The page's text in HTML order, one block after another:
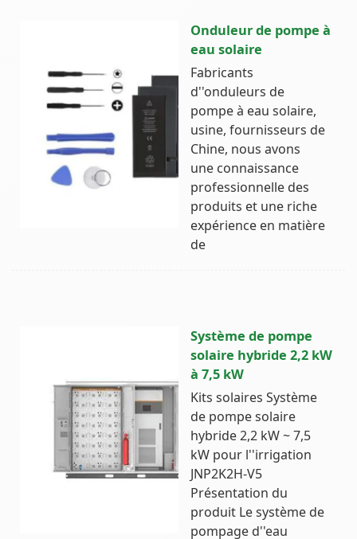
Onduleur de pompe à
eau solaire
Fabricants
d''onduleurs de
pompe à eau solaire,
usine, fournisseurs de
Chine, nous avons
une connaissance
professionnelle des
produits et une riche
expérience en matière
de
Système de pompe
solaire hybride 2,2 kW
à 7,5 kW
Kits solaires Système
de pompe solaire
hybride 2,2 kW ~ 7,5
kW pour l''irrigation
JNP2K2H-V5
Présentation du
produit Le système de
pompage d''eau